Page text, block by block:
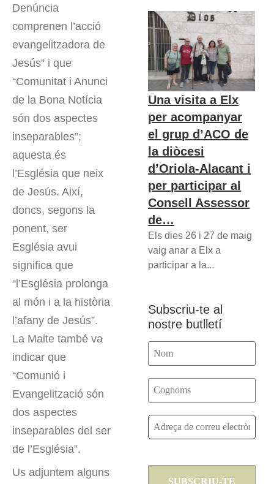
Denúncia
comprenen l’acció
evangelitzadora de
Jesús” i que
“Comunitat i Anunci
de la Bona Notícia
són dos aspectes
inseparables”;
aquesta és
l’Església que neix
de Jesús. Així,
doncs, segons la
ponent, ser
Església avui
significa que
“l’Església prolonga
al món i a la història
l’afany de Jesús”.
La Maite també va
indicar que
“Comunió i
Evangelització són
dos aspectes
inseparables del ser
de l’Església”.
Us adjuntem alguns
Una visita a Elx
per acompanyar
el grup d’ACO de
la diòcesi
d’Oriola-Alacant i
per participar al
Consell Assessor
de…
Els dies 26 i 27 de maig
vaig anar a Elx a
participar a la...
Subscriu-te al
nostre butlletí